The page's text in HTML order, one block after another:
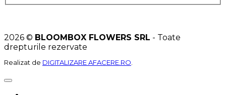
2026 © BLOOMBOX FLOWERS SRL - Toate
drepturile rezervate
Realizat de DIGITALIZARE AFACERE.RO.